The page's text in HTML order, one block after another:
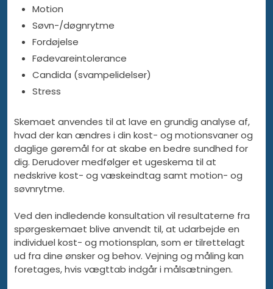
Motion
Søvn-/døgnrytme
Fordøjelse
Fødevareintolerance
Candida (svampelidelser)
Stress
Skemaet anvendes til at lave en grundig analyse af,
hvad der kan ændres i din kost- og motionsvaner og
daglige gøremål for at skabe en bedre sundhed for
dig. Derudover medfølger et ugeskema til at
nedskrive kost- og væskeindtag samt motion- og
søvnrytme.
Ved den indledende konsultation vil resultaterne fra
spørgeskemaet blive anvendt til, at udarbejde en
individuel kost- og motionsplan, som er tilrettelagt
ud fra dine ønsker og behov. Vejning og måling kan
foretages, hvis vægttab indgår i målsætningen.